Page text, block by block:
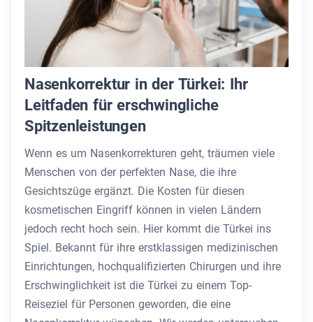
Nasenkorrektur in der Türkei: Ihr
Leitfaden für erschwingliche
Spitzenleistungen
Wenn es um Nasenkorrekturen geht, träumen viele
Menschen von der perfekten Nase, die ihre
Gesichtszüge ergänzt. Die Kosten für diesen
kosmetischen Eingriff können in vielen Ländern
jedoch recht hoch sein. Hier kommt die Türkei ins
Spiel. Bekannt für ihre erstklassigen medizinischen
Einrichtungen, hochqualifizierten Chirurgen und ihre
Erschwinglichkeit ist die Türkei zu einem Top-
Reiseziel für Personen geworden, die eine